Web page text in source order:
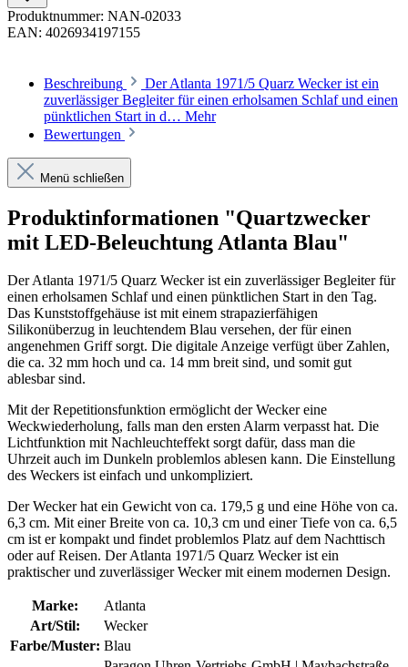
Produktnummer: NAN-02033
EAN: 4026934197155
Beschreibung
Der Atlanta 1971/5 Quarz Wecker ist ein
zuverlässiger Begleiter für einen erholsamen Schlaf und einen
pünktlichen Start in d… Mehr
Bewertungen
Menü schließen
Produktinformationen "Quartzwecker
mit LED-Beleuchtung Atlanta Blau"
Der Atlanta 1971/5 Quarz Wecker ist ein zuverlässiger Begleiter für
einen erholsamen Schlaf und einen pünktlichen Start in den Tag.
Das Kunststoffgehäuse ist mit einem strapazierfähigen
Silikonüberzug in leuchtendem Blau versehen, der für einen
angenehmen Griff sorgt. Die digitale Anzeige verfügt über Zahlen,
die ca. 32 mm hoch und ca. 14 mm breit sind, und somit gut
ablesbar sind.
Mit der Repetitionsfunktion ermöglicht der Wecker eine
Weckwiederholung, falls man den ersten Alarm verpasst hat. Die
Lichtfunktion mit Nachleuchteffekt sorgt dafür, dass man die
Uhrzeit auch im Dunkeln problemlos ablesen kann. Die Einstellung
des Weckers ist einfach und unkompliziert.
Der Wecker hat ein Gewicht von ca. 179,5 g und eine Höhe von ca.
6,3 cm. Mit einer Breite von ca. 10,3 cm und einer Tiefe von ca. 6,5
cm ist er kompakt und findet problemlos Platz auf dem Nachttisch
oder auf Reisen. Der Atlanta 1971/5 Quarz Wecker ist ein
praktischer und zuverlässiger Wecker mit einem modernen Design.
Marke:
Atlanta
Art/Stil:
Wecker
Farbe/Muster: Blau